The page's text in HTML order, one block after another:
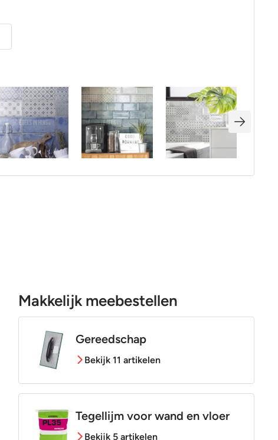
Makkelijk meebestellen
Gereedschap
Bekijk 11 artikelen
Tegellijm voor wand en vloer
Bekijk 5 artikelen